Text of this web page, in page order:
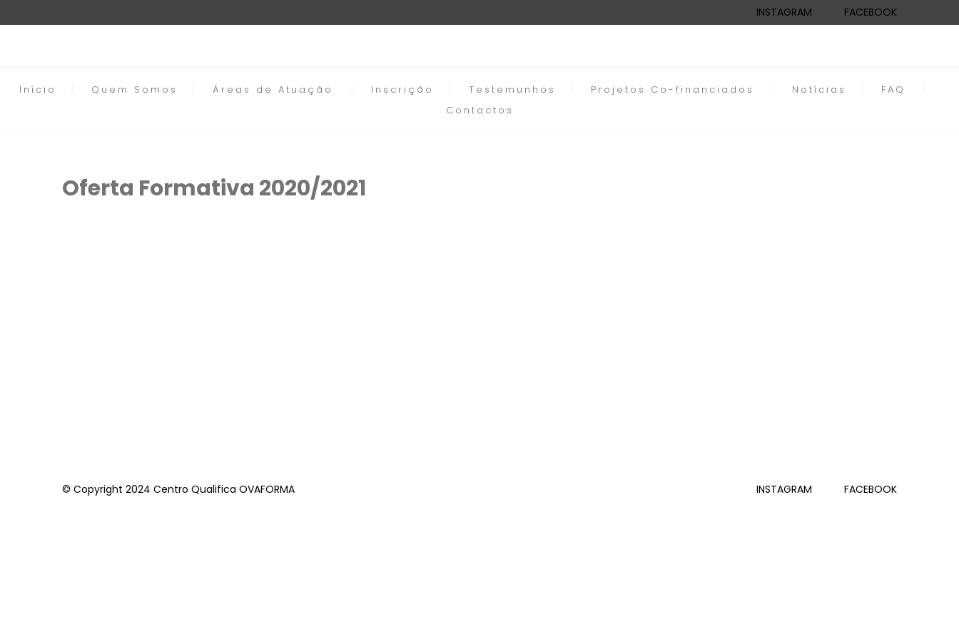
FACEBOOK
INSTAGRAM
Início Quem Somos Áreas de Atuação Inscrição Testemunhos Projetos Co-financiados Notícias
FAQ
Contactos
Oferta Formativa 2020/2021
© Copyright 2024 Centro Qualifica OVAFORMA FACEBOOK
INSTAGRAM